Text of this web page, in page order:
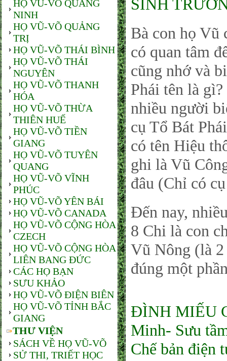
HỌ VŨ-VÕ QUẢNG
NINH
HỌ VŨ-VÕ QUẢNG
TRỊ
HỌ VŨ-VÕ THÁI BÌNH
HỌ VŨ-VÕ THÁI
NGUYÊN
HỌ VŨ-VÕ THANH
HÓA
HỌ VŨ-VÕ THỪA
THIÊN HUẾ
HỌ VŨ-VÕ TIỀN
GIANG
HỌ VŨ-VÕ TUYÊN
QUANG
HỌ VŨ-VÕ VĨNH
PHÚC
HỌ VŨ-VÕ YÊN BÁI
HỌ VŨ-VÕ CANADA
HỌ VŨ-VÕ CỘNG HÒA
CZECH
HỌ VŨ-VÕ CỘNG HÒA
LIÊN BANG ĐỨC
CÁC HỌ BẠN
SƯU KHẢO
HỌ VŨ-VÕ ĐIỆN BIÊN
HỌ VŨ-VÕ TỈNH BẮC
GIANG
THƯ VIỆN
SÁCH VỀ HỌ VŨ-VÕ
SỬ THI, TRIẾT HỌC
SINH
Bà con họ Vũ
có quan tâm
cũng nhớ và
Phái tên là
nhiều người
cụ Tổ Bát
có tên Hiệu
ghi là Vũ
đâu (Chỉ có
Đến nay,
8 Chi là con
Vũ Nông (là
đúng một
ĐÌNH MIẾU
Minh- Sưu
Chế bản điện